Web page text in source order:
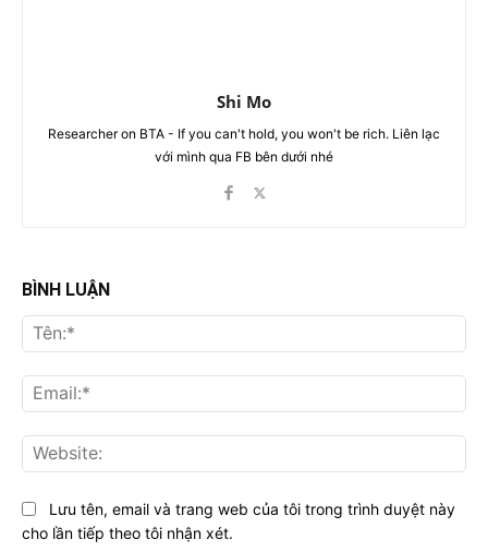
Shi Mo
Researcher on BTA - If you can't hold, you won't be rich. Liên lạc
với mình qua FB bên dưới nhé
BÌNH LUẬN
Lưu tên, email và trang web của tôi trong trình duyệt này
cho lần tiếp theo tôi nhận xét.